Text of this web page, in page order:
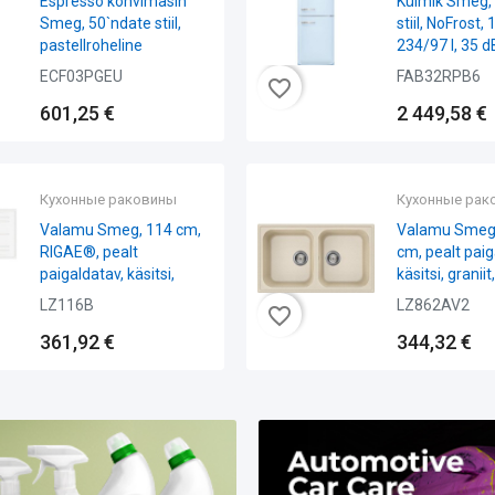
stiil, NoFrost, 196 cm,
234/97 l, 35 dB,...
FAB32RPB6
2 449,58 €
Кухонные раковины
Valamu Smeg Rigae, 86
cm, pealt paigaldatav,
käsitsi, graniit, kaer
LZ862AV2
344,32 €
favorite_border
A+,
must
SOP6900TN
1 204,75 €
favorite_border
Винные
Classic, 82
alla, 114...
CVI338RX3
2 772,66 €